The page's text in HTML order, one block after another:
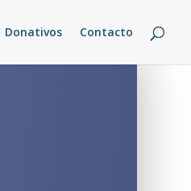
Donativos Contacto